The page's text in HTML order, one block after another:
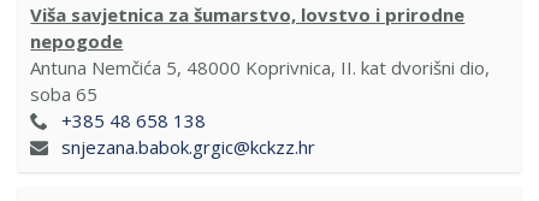
Viša savjetnica za šumarstvo, lovstvo i prirodne
nepogode
Antuna Nemčića 5, 48000 Koprivnica, II. kat dvorišni dio,
soba 65
+385 48 658 138
snjezana.babok.grgic@kckzz.hr